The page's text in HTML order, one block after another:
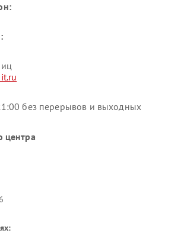
без перерывов и выходных
центра